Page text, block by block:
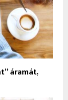
áramát,